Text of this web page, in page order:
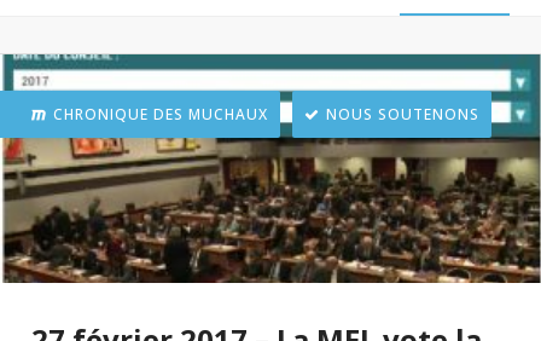
CHRONIQUE DES MUCHAUX NOUS SOUTENONS